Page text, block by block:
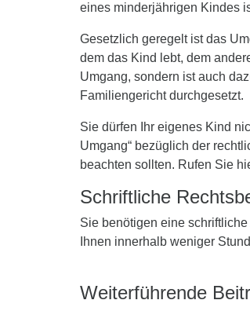
eines minderjährigen Kindes
Gesetzlich geregelt ist das
dem das Kind lebt, dem
Umgang, sondern ist auch
Familiengericht durchgesetzt.
Sie dürfen Ihr eigenes Kind
Umgang“ bezüglich der
beachten sollten. Rufen Sie
Schriftliche
Sie benötigen eine
Ihnen innerhalb weniger
Weiterführende